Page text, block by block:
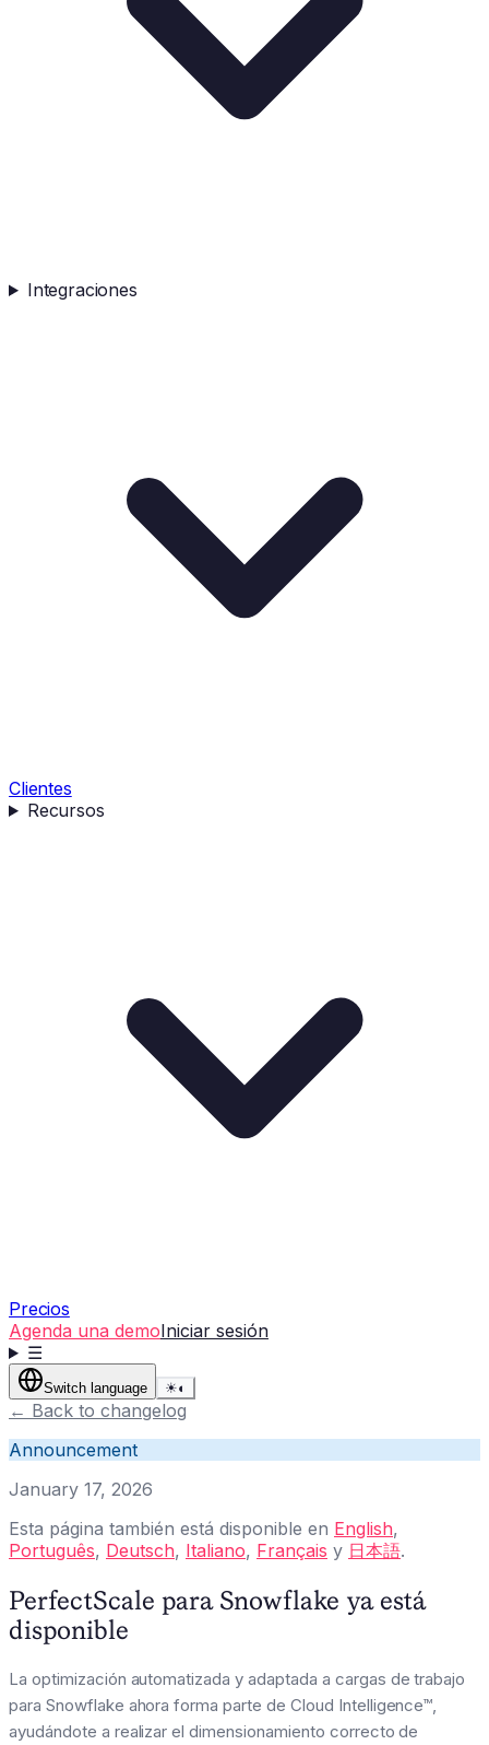
Integraciones
Clientes
Recursos
Precios
Agenda una demoIniciar sesión
☰
Switch language ☀◐
← Back to changelog
Announcement
January 17, 2026
Esta página también está disponible en English,
Português, Deutsch, Italiano, Français y 日本語.
PerfectScale para Snowflake ya está
disponible
La optimización automatizada y adaptada a cargas de trabajo
para Snowflake ahora forma parte de Cloud Intelligence™,
ayudándote a realizar el dimensionamiento correcto de